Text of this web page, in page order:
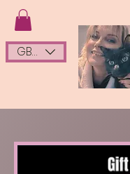
GBP (£)